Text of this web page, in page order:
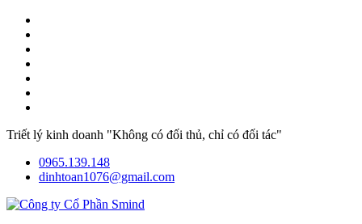
Triết lý kinh doanh "Không có đối thủ, chỉ có đối tác"
0965.139.148
dinhtoan1076@gmail.com